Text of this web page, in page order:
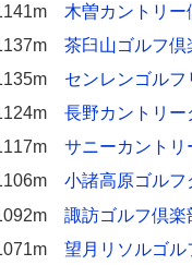
木曽カントリー
茶臼山ゴルフ
センレンゴル
長野カントリー
サニーカントリ
小諸高原ゴルフ
諏訪ゴルフ倶楽
望月リソルゴル